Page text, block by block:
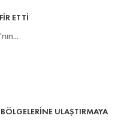
ETTİ
ULAŞTIRMAYA